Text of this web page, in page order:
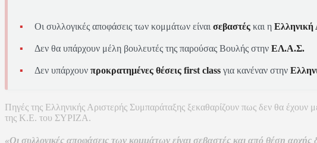
Οι συλλογικές αποφάσεις των κομμάτων είναι σεβαστές και η Ελληνική
Δεν θα υπάρχουν μέλη βουλευτές της παρούσας Βουλής στην ΕΛ.Α.Σ.
Δεν υπάρχουν προκρατημένες θέσεις first class για κανέναν στην
Πηγές της Ελληνικής Αριστερής Συμπαράταξης ξεκαθαρίζουν πως δεν θα
της Κ.Ε. του ΣΥΡΙΖΑ.
«Οι συλλογικές αποφάσεις των κομμάτων είναι σεβαστές και από θέση αρχής